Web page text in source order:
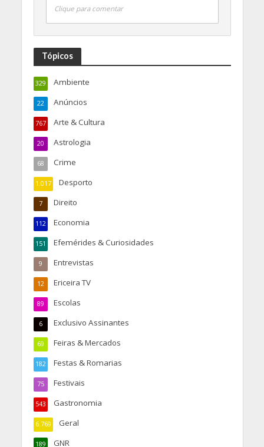
Clique para comentar
Tópicos
Ambiente
329
Anúncios
22
Arte & Cultura
767
Astrologia
20
Crime
68
Desporto
1.017
Direito
7
Economia
112
Efemérides & Curiosidades
151
Entrevistas
9
Ericeira TV
12
Escolas
89
Exclusivo Assinantes
6
Feiras & Mercados
69
Festas & Romarias
182
Festivais
75
Gastronomia
543
Geral
6.769
GNR
189